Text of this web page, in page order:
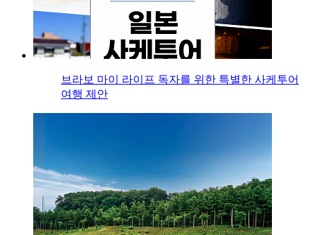
브라보 마이 라이프 독자를 위한 특별한 사케투어
여행 제안